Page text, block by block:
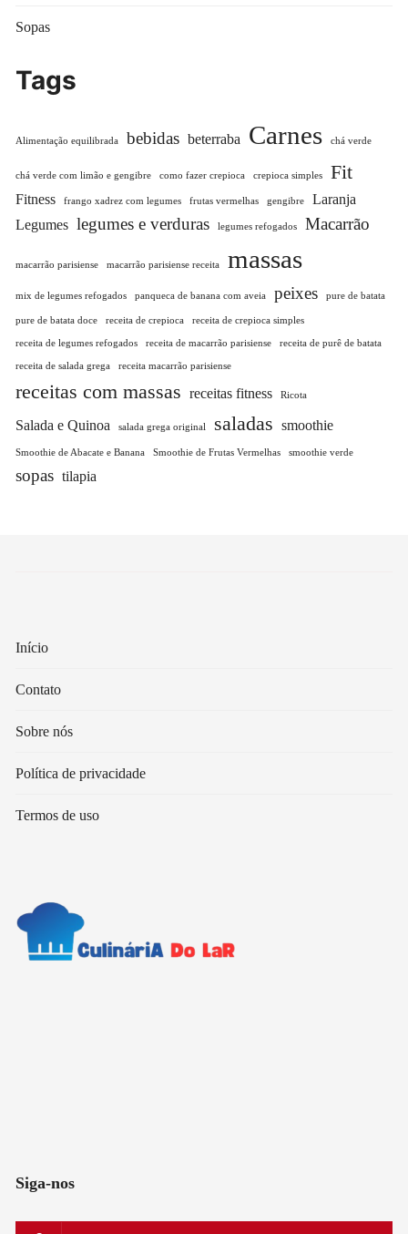
Sopas
Tags
Alimentação equilibrada bebidas beterraba Carnes chá verde
chá verde com limão e gengibre como fazer crepioca crepioca simples Fit
Fitness frango xadrez com legumes frutas vermelhas gengibre
Laranja
Legumes legumes e verduras legumes refogados Macarrão
macarrão parisiense macarrão parisiense receita massas
mix de legumes refogados panqueca de banana com aveia peixes pure de batata
pure de batata doce receita de crepioca receita de crepioca simples
receita de legumes refogados receita de macarrão parisiense receita de purê de batata
receita de salada grega receita macarrão parisiense
receitas com massas receitas fitness Ricota
Salada e Quinoa salada grega original saladas smoothie
Smoothie de Abacate e Banana Smoothie de Frutas Vermelhas smoothie verde
sopas tilapia
Início
Contato
Sobre nós
Política de privacidade
Termos de uso
Siga-nos